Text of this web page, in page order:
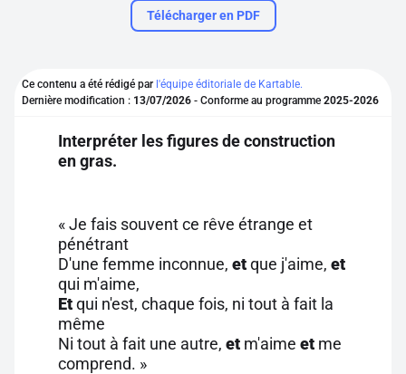
Se connecter
S'inscrire gratuitement
Télécharger en PDF
Ce contenu a été rédigé par l'équipe éditoriale de Kartable.
Dernière modification : 13/07/2026 - Conforme au programme 2025-2026
Interpréter les figures de construction
en gras.
« Je fais souvent ce rêve étrange et
pénétrant
D'une femme inconnue, etque j'aime, et
qui m'aime,
Etqui n'est, chaque fois, ni tout à fait la
même
Ni tout à fait une autre, et m'aime et me
comprend. »